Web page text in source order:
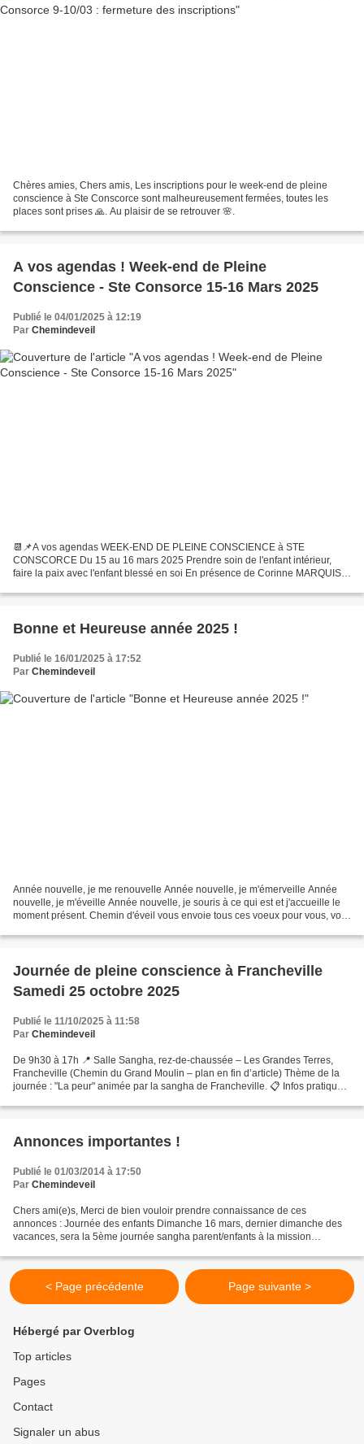
Chères amies, Chers amis, Les inscriptions pour le week-end de pleine
conscience à Ste Conscorce sont malheureusement fermées, toutes les
places sont prises 🙏. Au plaisir de se retrouver 🌸.
A vos agendas ! Week-end de Pleine
Conscience - Ste Consorce 15-16 Mars 2025
Publié le 04/01/2025 à 12:19
Par Chemindeveil
📆📌A vos agendas WEEK-END DE PLEINE CONSCIENCE à STE
CONSCORCE Du 15 au 16 mars 2025 Prendre soin de l'enfant intérieur,
faire la paix avec l'enfant blessé en soi En présence de Corinne MARQUIS
Bonne et Heureuse année 2025 !
Publié le 16/01/2025 à 17:52
Par Chemindeveil
Année nouvelle, je me renouvelle Année nouvelle, je m'émerveille Année
nouvelle, je m'éveille Année nouvelle, je souris à ce qui est et j'accueille le
moment présent. Chemin d'éveil vous envoie tous ces voeux pour vous, vos
Journée de pleine conscience à Francheville
Samedi 25 octobre 2025
Publié le 11/10/2025 à 11:58
Par Chemindeveil
De 9h30 à 17h 📍 Salle Sangha, rez-de-chaussée – Les Grandes Terres,
Francheville (Chemin du Grand Moulin – plan en fin d’article) Thème de la
journée : "La peur" animée par la sangha de Francheville. 📋 Infos pratiques
Annonces importantes !
Publié le 01/03/2014 à 17:50
Par Chemindeveil
Chers ami(e)s, Merci de bien vouloir prendre connaissance de ces
annonces : Journée des enfants Dimanche 16 mars, dernier dimanche des
vacances, sera la 5ème journée sangha parent/enfants à la mission
< Page précédente Page suivante >
Hébergé par Overblog
Top articles
Pages
Contact
Signaler un abus